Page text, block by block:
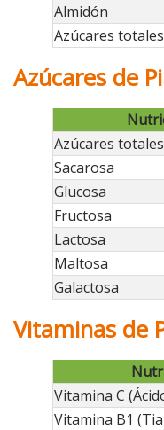
Almidón
Azúcares totales
Azúcares de
Azúcares totales
Sacarosa
Glucosa
Fructosa
Lactosa
Maltosa
Galactosa
Vitaminas de
Vitamina C
Vitamina B1